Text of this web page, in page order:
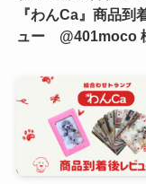
『わんCa』商品到
ュー @401moco